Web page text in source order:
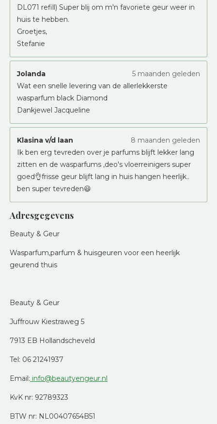
DL071 refill) Super blij om m'n favoriete geur weer in
huis te hebben.
Groetjes,
Stefanie
Jolanda
5 maanden geleden
Wat een snelle levering van de allerlekkerste
wasparfum black Diamond
Dankjewel Jacqueline
Klasina v/d laan
8 maanden geleden
Ik ben erg tevreden over je parfums blijft lekker lang
zitten en de wasparfums ,deo's vloerreinigers super
goed👌frisse geur blijft lang in huis hangen heerlijk..
ben super tevreden😃
Adresgegevens
Beauty & Geur
Wasparfum,parfum & huisgeuren voor een heerlijk
geurend thuis
Beauty & Geur
Juffrouw Kiestraweg 5
7913 EB Hollandscheveld
Tel: 06 21241937
Email: info@beautyengeur.nl
KvK nr: 92789323
BTW nr: NL00407654B51